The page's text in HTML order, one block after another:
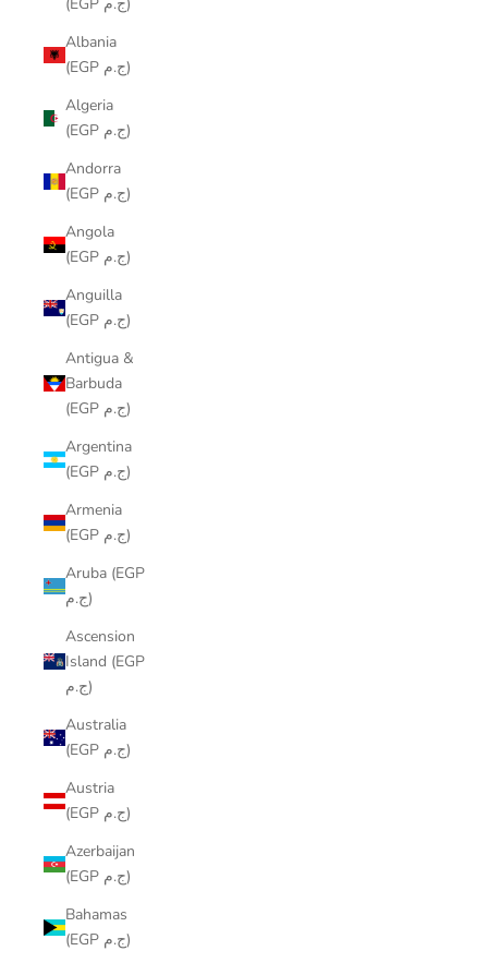
Albania
(EGP ج.م)
Algeria
(EGP ج.م)
Andorra
(EGP ج.م)
Angola
(EGP ج.م)
Anguilla
(EGP ج.م)
Antigua &
Barbuda
(EGP ج.م)
Argentina
(EGP ج.م)
Armenia
(EGP ج.م)
Aruba (EGP
ج.م)
Ascension
Island (EGP
ج.م)
Australia
(EGP ج.م)
Austria
(EGP ج.م)
Azerbaijan
(EGP ج.م)
Bahamas
(EGP ج.م)